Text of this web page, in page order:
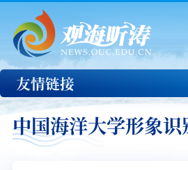
中国海洋大学形象识
友情链接